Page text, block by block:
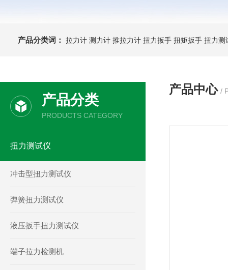
产品分类词： 拉力计 测力计 推拉力计 扭力扳手 扭矩扳手 扭力测
产品分类
PRODUCTS CATEGORY
扭力测试仪
冲击型扭力测试仪
弹簧扭力测试仪
液压扳手扭力测试仪
端子拉力检测机
产品中心 /